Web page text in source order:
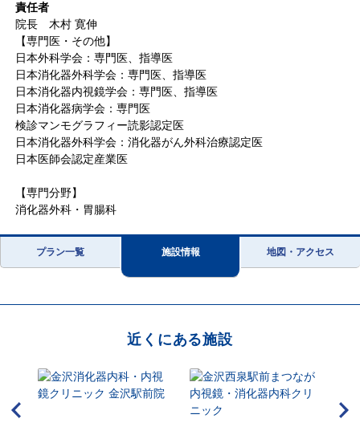
責任者
院長 木村 寛伸
【専門医・その他】
日本外科学会：専門医、指導医
日本消化器外科学会：専門医、指導医
日本消化器内視鏡学会：専門医、指導医
日本消化器病学会：専門医
検診マンモグラフィー読影認定医
日本消化器外科学会：消化器がん外科治療認定医
日本医師会認定産業医
【専門分野】
消化器外科・胃腸科
プラン一覧 施設情報 地図・アクセス
近くにある施設